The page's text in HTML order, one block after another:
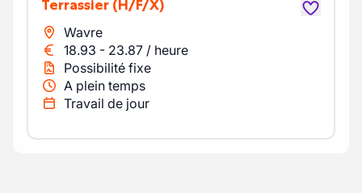
Terrassier (H/F/X)
Wavre
18.93 - 23.87 / heure
Possibilité fixe
A plein temps
Travail de jour